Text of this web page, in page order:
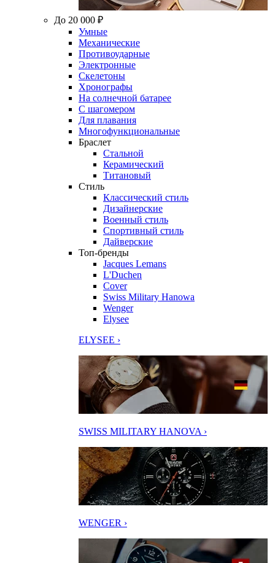
До 20 000 ₽
Умные
Механические
Противоударные
Электронные
Скелетоны
Хронографы
На солнечной батарее
С шагомером
Для плавания
Многофункциональные
Браслет
Стальной
Керамический
Титановый
Стиль
Классический стиль
Дизайнерские
Военный стиль
Спортивный стиль
Дайверские
Топ-бренды
Jacques Lemans
L'Duchen
Cover
Swiss Military Hanowa
Wenger
Elysee
ELYSEE ›
SWISS MILITARY HANOVA ›
WENGER ›